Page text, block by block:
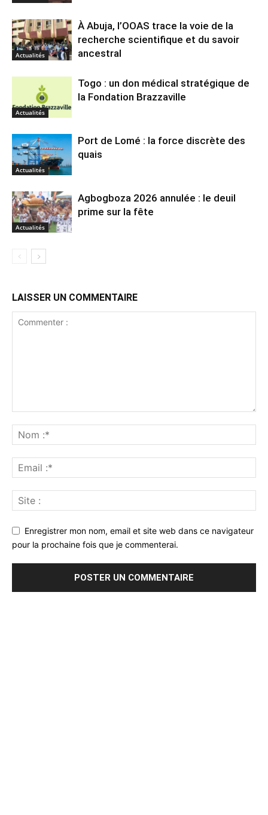
Actualités
À Abuja, l’OOAS trace la voie de la
recherche scientifique et du savoir
ancestral
Actualités
Togo : un don médical stratégique de
la Fondation Brazzaville
Actualités
Port de Lomé : la force discrète des
quais
Actualités
Agbogboza 2026 annulée : le deuil
prime sur la fête
LAISSER UN COMMENTAIRE
Enregistrer mon nom, email et site web dans ce navigateur
pour la prochaine fois que je commenterai.